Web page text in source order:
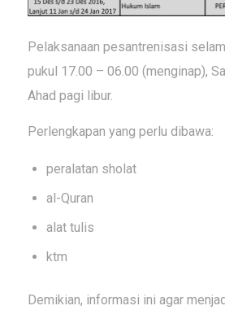
Pelaksanaan pesantrenisasi
pukul 17.00 – 06.00 (menginap),
Ahad pagi libur.
Perlengkapan yang perlu dibawa:
peralatan sholat
al-Quran
alat tulis
ktm
Demikian, informasi ini agar